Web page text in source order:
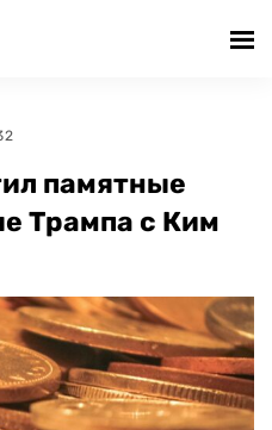
памятные
Трампа с Ким